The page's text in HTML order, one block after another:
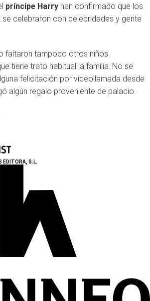
príncipe Harry han confirmado que los
se celebraron con celebridades y gente
faltaron tampoco otros niños
tiene trato habitual la familia. No se
felicitación por videollamada desde
algún regalo proveniente de palacio.
EDITORA, S.L.